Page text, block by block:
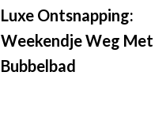
Luxe Ontsnapping:
Weekendje Weg Met
Bubbelbad